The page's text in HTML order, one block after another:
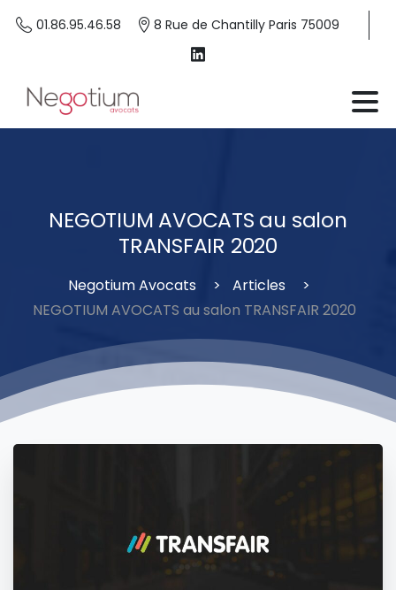
01.86.95.46.58 8 Rue de Chantilly Paris 75009
NEGOTIUM AVOCATS au salon
TRANSFAIR 2020
Negotium Avocats
Articles
NEGOTIUM AVOCATS au salon TRANSFAIR 2020